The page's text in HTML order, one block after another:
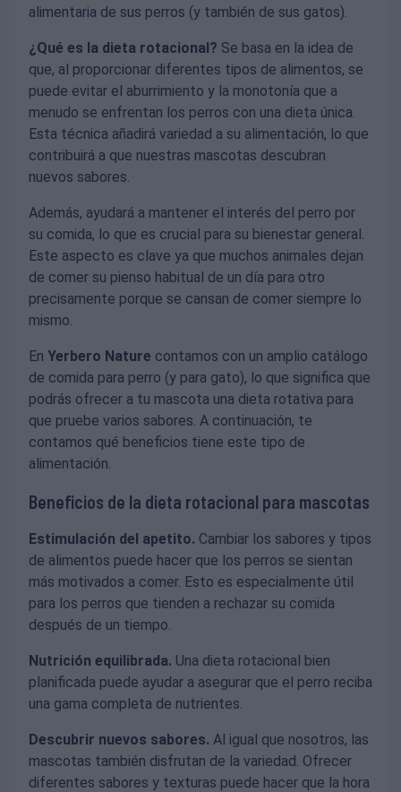
alimentaria de sus perros (y también de sus gatos).
¿Qué es la dieta rotacional? Se basa en la idea de
que, al proporcionar diferentes tipos de alimentos, se
puede evitar el aburrimiento y la monotonía que a
menudo se enfrentan los perros con una dieta única.
Esta técnica añadirá variedad a su alimentación, lo que
contribuirá a que nuestras mascotas descubran
nuevos sabores.
Además, ayudará a mantener el interés del perro por
su comida, lo que es crucial para su bienestar general.
Este aspecto es clave ya que muchos animales dejan
de comer su pienso habitual de un día para otro
precisamente porque se cansan de comer siempre lo
mismo.
En Yerbero Nature contamos con un amplio catálogo
de comida para perro (y para gato), lo que significa que
podrás ofrecer a tu mascota una dieta rotativa para
que pruebe varios sabores. A continuación, te
contamos qué beneficios tiene este tipo de
alimentación.
Beneficios de la dieta rotacional para mascotas
Estimulación del apetito. Cambiar los sabores y tipos
de alimentos puede hacer que los perros se sientan
más motivados a comer. Esto es especialmente útil
para los perros que tienden a rechazar su comida
después de un tiempo.
Nutrición equilibrada. Una dieta rotacional bien
planificada puede ayudar a asegurar que el perro reciba
una gama completa de nutrientes.
Descubrir nuevos sabores. Al igual que nosotros, las
mascotas también disfrutan de la variedad. Ofrecer
diferentes sabores y texturas puede hacer que la hora